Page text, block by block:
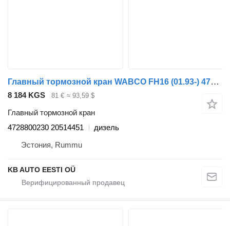
Главный тормозной кран WABCO FH16 (01.93-) 4728800230 для грузовика Volvo FH12, FH16, NH12, FH, VNL780 (1993-2014)
8 184 KGS 81 € ≈ 93,59 $
Главный тормозной кран
4728800230 20514451
дизель
Эстония, Rummu
KB AUTO EESTI OÜ